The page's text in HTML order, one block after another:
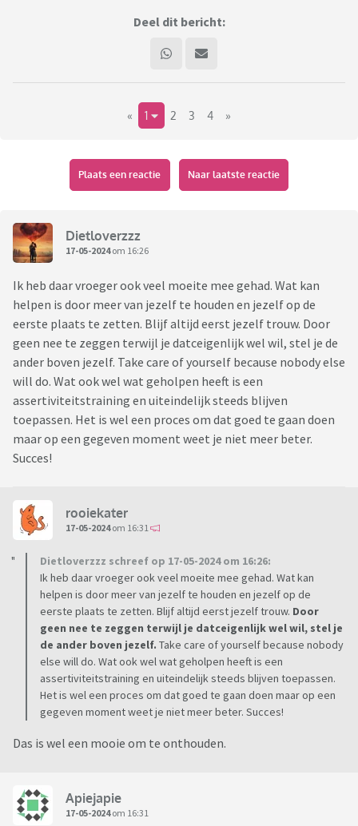
Deel dit bericht:
« 1 2 3 4 »
Plaats een reactie Naar laatste reactie
Dietloverzzz
17-05-2024om 16:26
Ik heb daar vroeger ook veel moeite mee gehad. Wat kan
helpen is door meer van jezelf te houden en jezelf op de
eerste plaats te zetten. Blijf altijd eerst jezelf trouw. Door
geen nee te zeggen terwijl je datceigenlijk wel wil, stel je de
ander boven jezelf. Take care of yourself because nobody else
will do. Wat ook wel wat geholpen heeft is een
assertiviteitstraining en uiteindelijk steeds blijven
toepassen. Het is wel een proces om dat goed te gaan doen
maar op een gegeven moment weet je niet meer beter.
Succes!
rooiekater
17-05-2024om 16:31
Dietloverzzz schreef op 17-05-2024 om 16:26:
Ik heb daar vroeger ook veel moeite mee gehad. Wat kan
helpen is door meer van jezelf te houden en jezelf op de
eerste plaats te zetten. Blijf altijd eerst jezelf trouw. Door
geen nee te zeggen terwijl je datceigenlijk wel wil, stel je
de ander boven jezelf. Take care of yourself because nobody
else will do. Wat ook wel wat geholpen heeft is een
assertiviteitstraining en uiteindelijk steeds blijven toepassen.
Het is wel een proces om dat goed te gaan doen maar op een
gegeven moment weet je niet meer beter. Succes!
Das is wel een mooie om te onthouden.
Apiejapie
17-05-2024om 16:31